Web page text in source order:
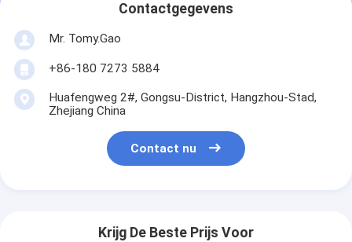
Contactgegevens
Mr. Tomy.Gao
+86-180 7273 5884
Huafengweg 2#, Gongsu-District, Hangzhou-Stad,
Zhejiang China
Contact nu
Krijg De Beste Prijs Voor